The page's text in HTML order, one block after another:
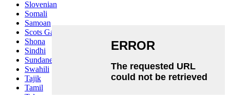
Slovenian
Somali
Samoan
Scots Gaelic
Shona
Sindhi
Sundanese
Swahili
Tajik
Tamil